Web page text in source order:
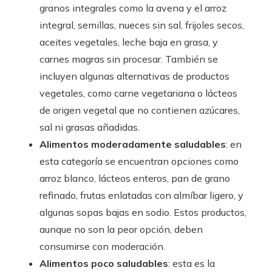
granos integrales como la avena y el arroz
integral, semillas, nueces sin sal, frijoles secos,
aceites vegetales, leche baja en grasa, y
carnes magras sin procesar. También se
incluyen algunas alternativas de productos
vegetales, como carne vegetariana o lácteos
de origen vegetal que no contienen azúcares,
sal ni grasas añadidas.
Alimentos moderadamente saludables: en
esta categoría se encuentran opciones como
arroz blanco, lácteos enteros, pan de grano
refinado, frutas enlatadas con almíbar ligero, y
algunas sopas bajas en sodio. Estos productos,
aunque no son la peor opción, deben
consumirse con moderación.
Alimentos poco saludables: esta es la